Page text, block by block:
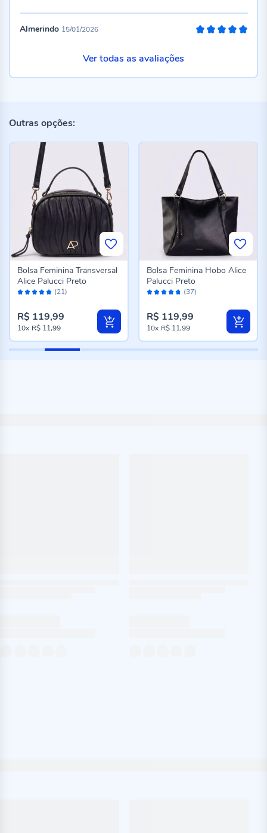
Almerindo 15/01/2026
Ver todas as avaliações
Outras opções:
Avaliação: (21)
Bolsa Feminina Transversal
Alice Palucci Preto
R$ 119,99
10x R$ 11,99
Avaliação: (37)
Bolsa Feminina Hobo Alice
Palucci Preto
R$ 119,99
10x R$ 11,99